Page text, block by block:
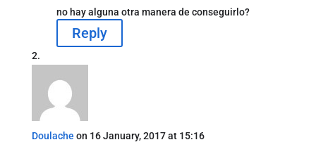
no hay alguna otra manera de conseguirlo?
Reply
Doulache on 16 January, 2017 at 15:16